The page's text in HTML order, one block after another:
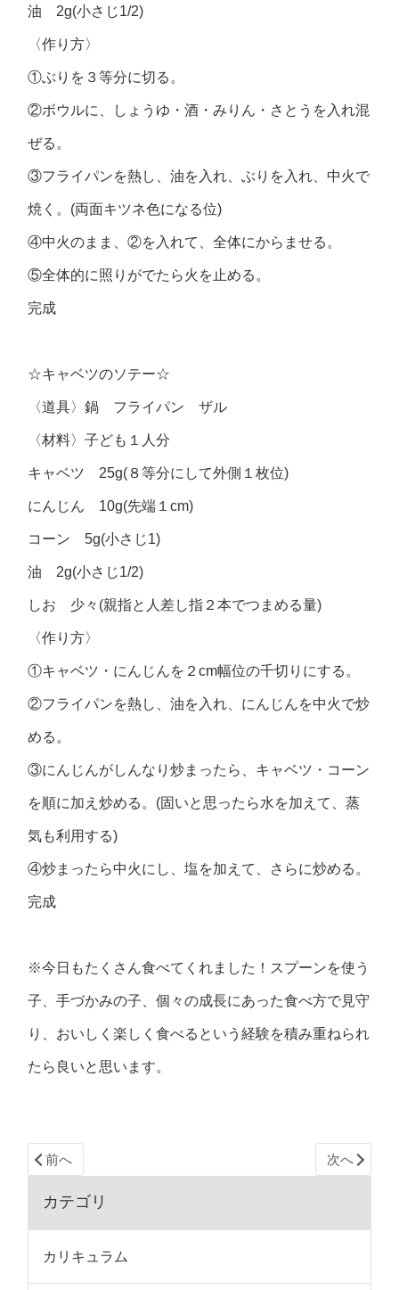
油 2g(小さじ1/2)
〈作り方〉
①ぶりを３等分に切る。
②ボウルに、しょうゆ・酒・みりん・さとうを入れ混
ぜる。
③フライパンを熱し、油を入れ、ぶりを入れ、中火で
焼く。(両面キツネ色になる位)
④中火のまま、②を入れて、全体にからませる。
⑤全体的に照りがでたら火を止める。
完成
☆キャベツのソテー☆
〈道具〉鍋 フライパン ザル
〈材料〉子ども１人分
キャベツ 25g(８等分にして外側１枚位)
にんじん 10g(先端１cm)
コーン 5g(小さじ1)
油 2g(小さじ1/2)
しお 少々(親指と人差し指２本でつまめる量)
〈作り方〉
①キャベツ・にんじんを２cm幅位の千切りにする。
②フライパンを熱し、油を入れ、にんじんを中火で炒
める。
③にんじんがしんなり炒まったら、キャベツ・コーン
を順に加え炒める。(固いと思ったら水を加えて、蒸
気も利用する)
④炒まったら中火にし、塩を加えて、さらに炒める。
完成
※今日もたくさん食べてくれました！スプーンを使う
子、手づかみの子、個々の成長にあった食べ方で見守
り、おいしく楽しく食べるという経験を積み重ねられ
たら良いと思います。
前へ 次へ
カテゴリ
カリキュラム